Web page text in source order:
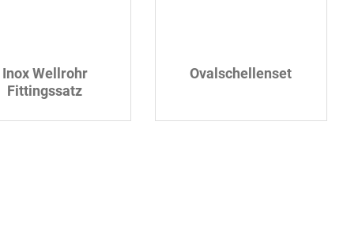
Inox Wellrohr
Fittingssatz
Ovalschellenset